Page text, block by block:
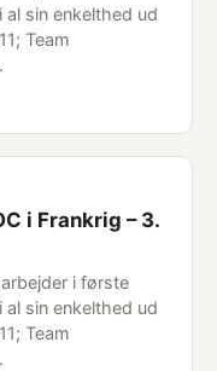
sin enkelthed ud
Team
i Frankrig – 3.
i første
sin enkelthed ud
Team